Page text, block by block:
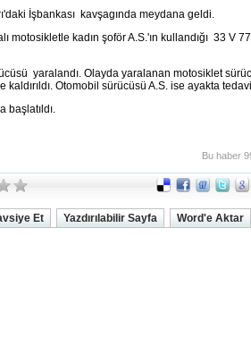
İşbankası kavşagında meydana geldi.
motosikletle kadın şoför A.S.'ın kullandığı 33 V
yaralandı. Olayda yaralanan motosiklet
Otomobil sürücüsü A.S. ise ayakta
başlatıldı.
Bu haber
Et Yazdırılabilir Sayfa Word'e Aktar